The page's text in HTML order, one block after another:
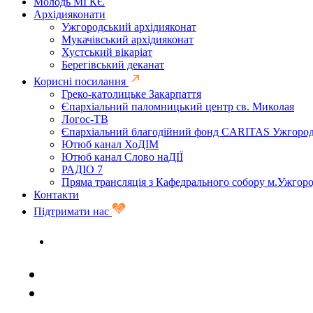
Архідияконати
Ужгородський архідияконат
Мукачівський архідияконат
Хустський вікаріат
Берегівський деканат
Корисні посилання
Греко-католицьке Закарпаття
Єпархіальний паломницький центр св. Миколая
Логос-ТВ
Єпархіальний благодійний фонд CARITAS
Ютюб канал ХоДІМ
Ютюб канал Слово наДІЇ
РАДІО 7
Пряма трансляція з Кафедрального собору
Контакти
Підтримати нас